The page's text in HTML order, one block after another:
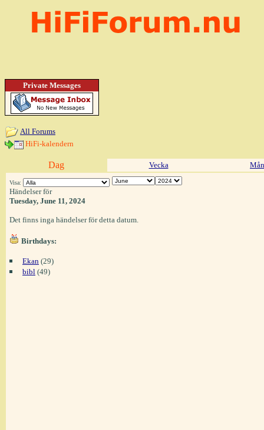
Private Messages
All Forums
HiFi-kalendern
Dag Vecka
Visa:
Händelser för
Tuesday, June 11, 2024
Det finns inga händelser för detta datum.
Birthdays:
Ekan (29)
bibl (49)